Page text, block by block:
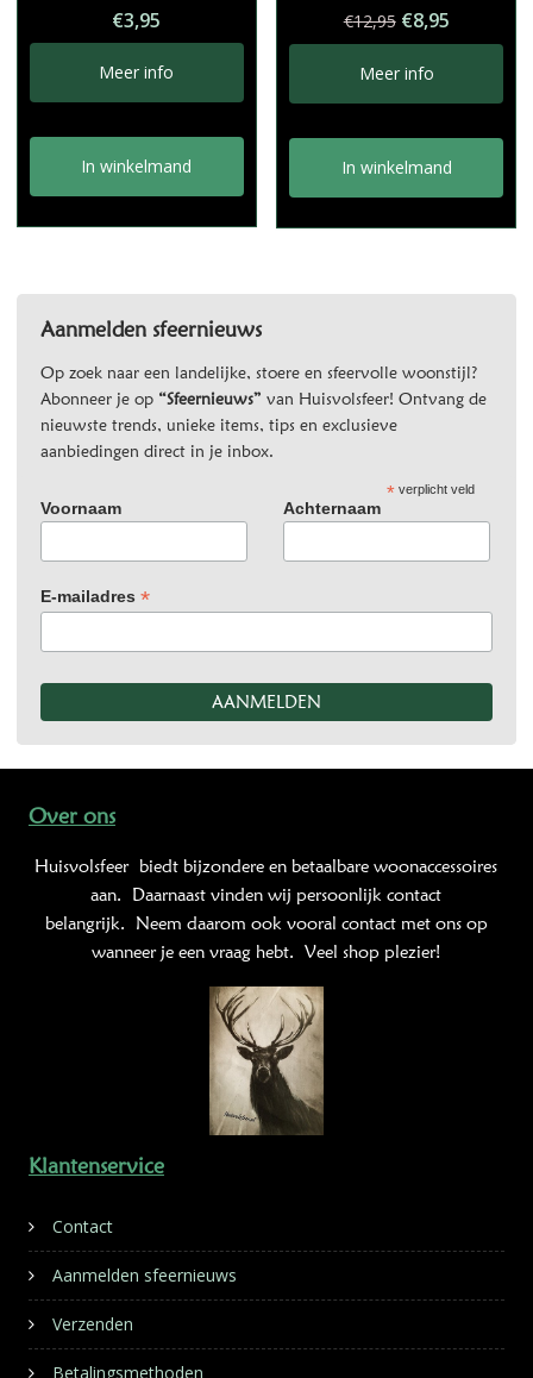
€3,95
Meer info
In winkelmand
€12,95
prijs
was:
€12,95.
€8,95Huidige
prijs
€8,95.
Meer info
In winkelmand
Aanmelden sfeernieuws
Op zoek naar een landelijke, stoere en sfeervolle woonstijl?
Abonneer je op “Sfeernieuws” van Huisvolsfeer! Ontvang de
nieuwste trends, unieke items, tips en exclusieve
aanbiedingen direct in je inbox.
*verplicht veld
Voornaam Achternaam
E-mailadres *
Over ons
Huisvolsfeer biedt bijzondere en betaalbare woonaccessoires
aan. Daarnaast vinden wij persoonlijk contact
belangrijk. Neem daarom ook vooral contact met ons op
wanneer je een vraag hebt. Veel shop plezier!
Klantenservice
Contact
Aanmelden sfeernieuws
Verzenden
Betalingsmethoden